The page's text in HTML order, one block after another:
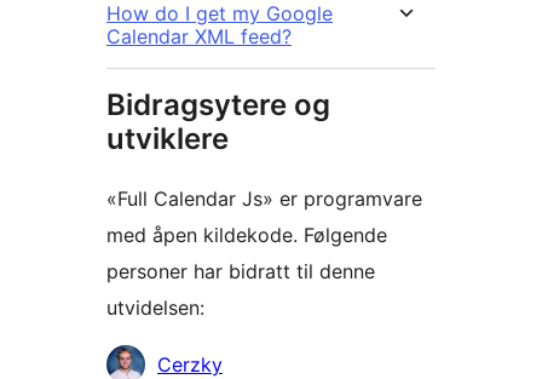
How do I get my Google
Calendar XML feed?
Bidragsytere og
utviklere
«Full Calendar Js» er programvare
med åpen kildekode. Følgende
personer har bidratt til denne
utvidelsen:
Bidragsytere
Cerzky